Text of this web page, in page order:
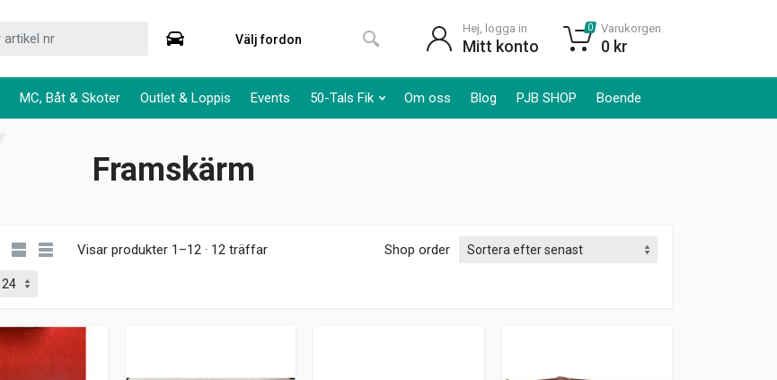
MC, Båt & Skoter Outlet & Loppis Events 50-Tals Fik Om oss Blog PJB SHOP Boende
Välj fordon
Hej, logga in
Mitt konto
0 Varukorgen
0 kr
Framskärm
Visar produkter 1–12 · 12 träffar Shop order